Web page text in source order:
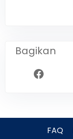
Bagikan
FAQ